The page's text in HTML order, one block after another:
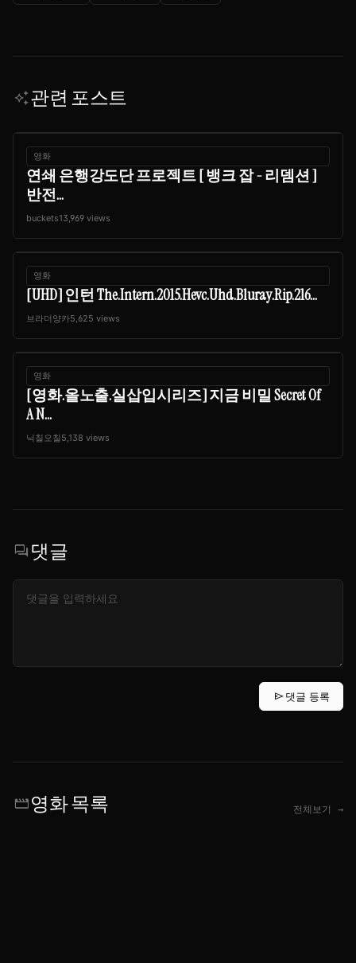
auto_awesome관련 포스트
영화
연쇄 은행강도단 프로젝트 [ 뱅크 잡 - 리뎀션 ]
반전...
buckets13,969 views
영화
[UHD] 인턴 The.Intern.2015.Hevc.Uhd.Bluray.Rip.216...
브라더양카5,625 views
영화
[영화.올노출.실삽입시리즈] 지금 비밀 Secret Of
A N...
닉칠오칠 5,138 views
forum댓글
send댓글 등록
movie영화 목록 전체보기 →